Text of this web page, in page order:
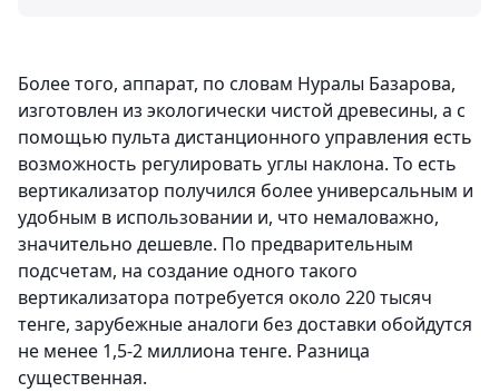
Более того, аппарат, по словам Нуралы Базарова,
изготовлен из экологически чистой древесины, а с
помощью пульта дистанционного управления есть
возможность регулировать углы наклона. То есть
вертикализатор получился более универсальным и
удобным в использовании и, что немаловажно,
значительно дешевле. По предварительным
подсчетам, на создание одного такого
вертикализатора потребуется около 220 тысяч
тенге, зарубежные аналоги без доставки обойдутся
не менее 1,5-2 миллиона тенге. Разница
существенная.